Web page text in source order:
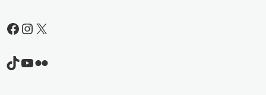
Facebook
Instagram
X
TikTok
YouTube
Flickr